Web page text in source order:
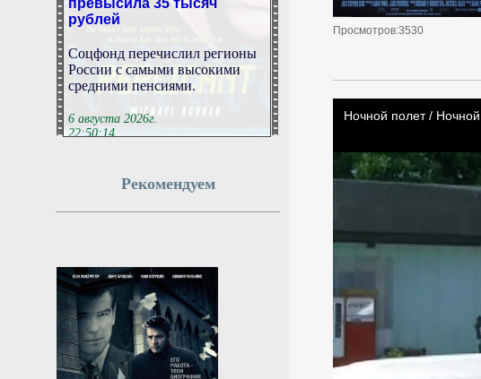
Просмотров:3530
рублей
Соцфонд перечислил регионы
России с самыми высокими
средними пенсиями.
6 августа 2026г.
22:50:14
Аэропорт Пензы временно
ограничил приём и
отправку самолётов
полёты.
6 августа 2026г.
22:50:12
В NASA сообщили о
Рекомендуем